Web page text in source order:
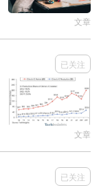
文章
已关注
文章
已关注